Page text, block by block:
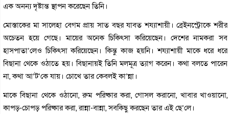
এক অনন্য দৃষ্টান্ত স্থাপন করেছেন তিনি।
মোস্তাকের মা সালেহা বেগম প্রায় সাত বছর যাবত শয্যাশায়ী। ব্রেইনস্ট্রোকে শরীর
অচেতন হয়ে গেছে। মায়ের অনেক চিকিৎসা করিয়েছেন। দেশের নামকরা সব
হাসপাতা’লেও চিকিৎসা করিয়েছেন। কিন্তু কাজ হয়নি। শয্যাশায়ী মাকে ধরে ধরে
বিছানা থেকে ওঠাতে হয়। বিছানায়ই তিনি মলমূত্র ত্যাগ করেন। কথা বলতে পারেন
না, কথা আ’ট’কে যায়। চোখে তার কেবলই কা’ন্না।
মাকে বিছানা থেকে ওঠানো, রুম পরিষ্কার করা, গোসল করানো, খাবার খাওয়ানো,
কাপড়-চোপড় পরিষ্কার করা, রান্না-বান্না, সবকিছু করছেন তার এই ছে’লে।